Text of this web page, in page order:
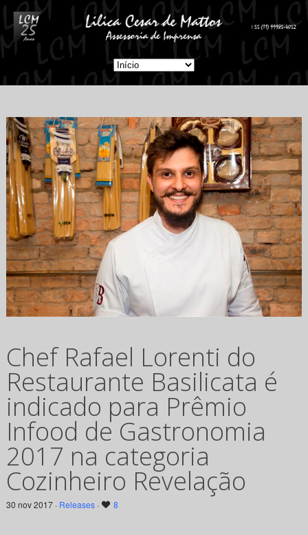
Chef Rafael Lorenti do
Restaurante Basilicata é
indicado para Prêmio
Infood de Gastronomia
2017 na categoria
Cozinheiro Revelação
30 nov 2017 · Releases· 8